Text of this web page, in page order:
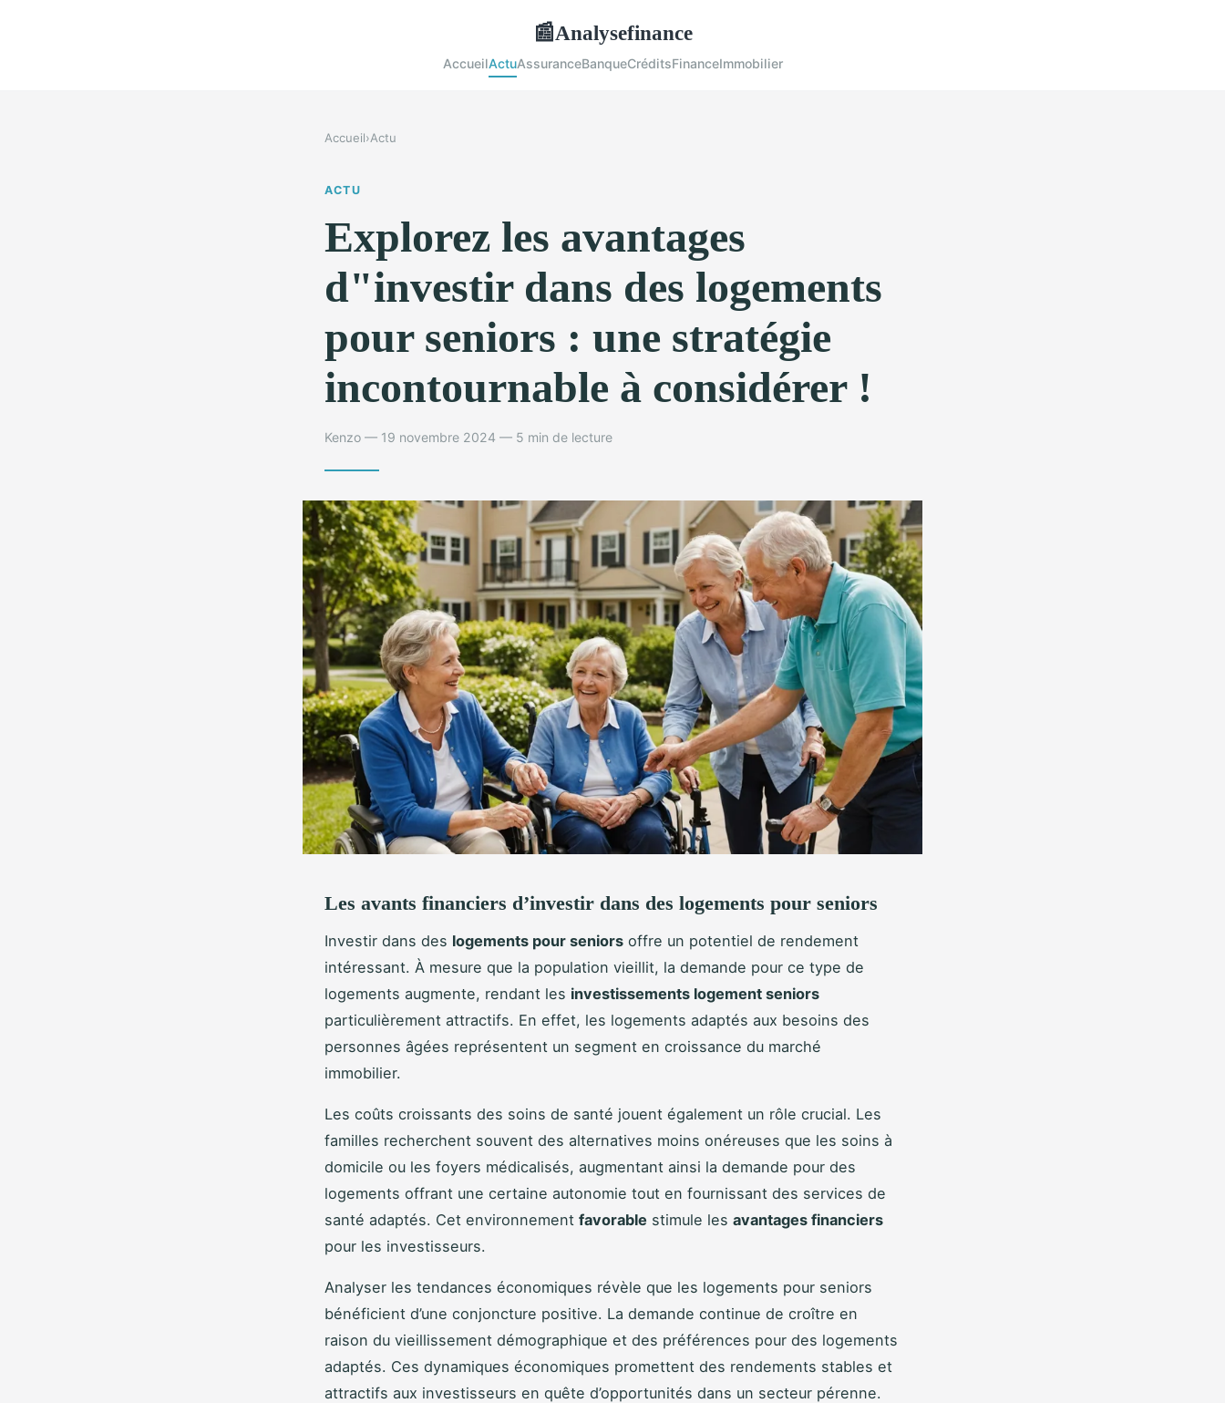
📰Analysefinance
AccueilActuAssuranceBanqueCréditsFinanceImmobilier
Accueil›Actu
ACTU
Explorez les avantages
d"investir dans des logements
pour seniors : une stratégie
incontournable à considérer !
Kenzo — 19 novembre 2024 — 5 min de lecture
Les avants financiers d’investir dans des logements pour seniors
Investir dans des logements pour seniors offre un potentiel de rendement
intéressant. À mesure que la population vieillit, la demande pour ce type de
logements augmente, rendant les investissements logement seniors
particulièrement attractifs. En effet, les logements adaptés aux besoins des
personnes âgées représentent un segment en croissance du marché
immobilier.
Les coûts croissants des soins de santé jouent également un rôle crucial. Les
familles recherchent souvent des alternatives moins onéreuses que les soins à
domicile ou les foyers médicalisés, augmentant ainsi la demande pour des
logements offrant une certaine autonomie tout en fournissant des services de
santé adaptés. Cet environnement favorable stimule les avantages financiers
pour les investisseurs.
Analyser les tendances économiques révèle que les logements pour seniors
bénéficient d’une conjoncture positive. La demande continue de croître en
raison du vieillissement démographique et des préférences pour des logements
adaptés. Ces dynamiques économiques promettent des rendements stables et
attractifs aux investisseurs en quête d’opportunités dans un secteur pérenne.